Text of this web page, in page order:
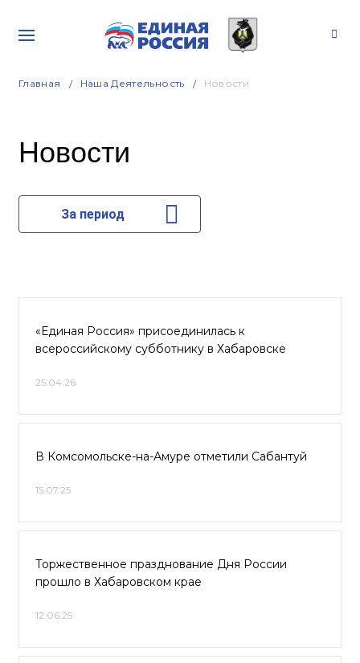
Главная Наша Деятельность Новости
Новости
За период
«Единая Россия» присоединилась к
всероссийскому субботнику в Хабаровске
25.04.26
В Комсомольске-на-Амуре отметили Сабантуй
15.07.25
Торжественное празднование Дня России
прошло в Хабаровском крае
12.06.25